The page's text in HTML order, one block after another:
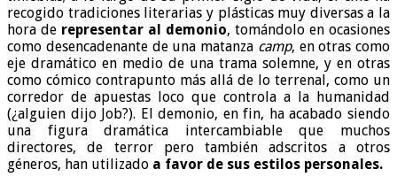
recogido tradiciones literarias y plásticas muy diversas a la
hora de representar al demonio, tomándolo en ocasiones
como desencadenante de una matanza camp, en otras como
eje dramático en medio de una trama solemne, y en otras
como cómico contrapunto más allá de lo terrenal, como un
corredor de apuestas loco que controla a la humanidad
(¿alguien dijo Job?). El demonio, en fin, ha acabado siendo
una figura dramática intercambiable que muchos
directores, de terror pero también adscritos a otros
géneros, han utilizado a favor de sus estilos personales.